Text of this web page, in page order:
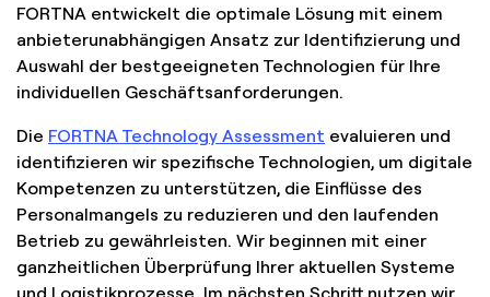
FORTNA entwickelt die optimale Lösung mit einem
anbieterunabhängigen Ansatz zur Identifizierung und
Auswahl der bestgeeigneten Technologien für Ihre
individuellen Geschäftsanforderungen.
Die FORTNA Technology Assessment evaluieren und
identifizieren wir spezifische Technologien, um digitale
Kompetenzen zu unterstützen, die Einflüsse des
Personalmangels zu reduzieren und den laufenden
Betrieb zu gewährleisten. Wir beginnen mit einer
ganzheitlichen Überprüfung Ihrer aktuellen Systeme
und Logistikprozesse. Im nächsten Schritt nutzen wir